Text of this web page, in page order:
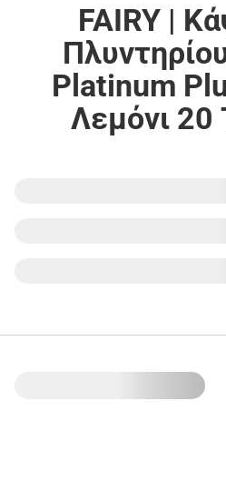
FAIRY |
Platinum
Λεμόνι 20